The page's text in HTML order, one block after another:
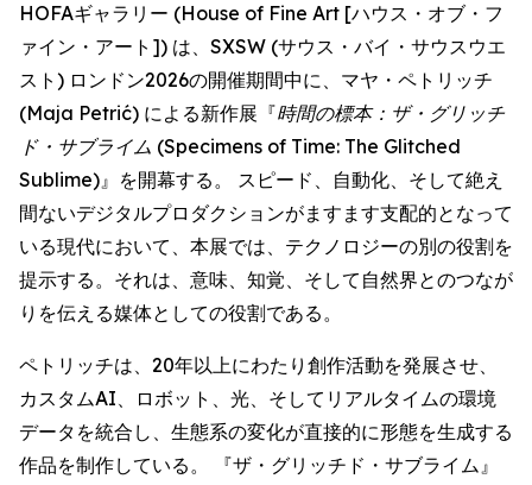
HOFAギャラリー (House of Fine Art [ハウス・オブ・フ
ァイン・アート]) は、SXSW (サウス・バイ・サウスウエ
スト) ロンドン2026の開催期間中に、マヤ・ペトリッチ
(Maja Petrić) による新作展『時間の標本：ザ・グリッチ
ド・サブライム (Specimens of Time: The Glitched
Sublime)』を開幕する。 スピード、自動化、そして絶え
間ないデジタルプロダクションがますます支配的となって
いる現代において、本展では、テクノロジーの別の役割を
提示する。それは、意味、知覚、そして自然界とのつなが
りを伝える媒体としての役割である。
ペトリッチは、20年以上にわたり創作活動を発展させ、
カスタムAI、ロボット、光、そしてリアルタイムの環境
データを統合し、生態系の変化が直接的に形態を生成する
作品を制作している。 『ザ・グリッチド・サブライム』